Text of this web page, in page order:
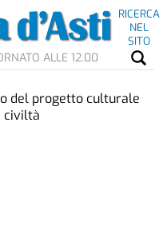
RICERCA
NEL
SITO
ALLE 12.00